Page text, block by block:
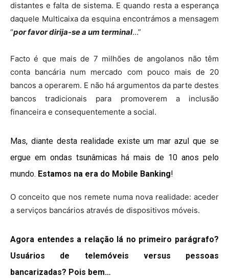
distantes e falta de sistema. E quando resta a esperança
daquele Multicaixa da esquina encontrámos a mensagem
“por favor dirija-se a um terminal…”
Facto é que mais de 7 milhões de angolanos não têm
conta bancária num mercado com pouco mais de 20
bancos a operarem. E não há argumentos da parte destes
bancos tradicionais para promoverem a inclusão
financeira e consequentemente a social.
Mas, diante desta realidade existe um mar azul que se
ergue em ondas tsunâmicas há mais de 10 anos pelo
mundo. Estamos na era do Mobile Banking!
O conceito que nos remete numa nova realidade: aceder
a serviços bancários através de dispositivos móveis.
Agora entendes a relação lá no primeiro parágrafo?
Usuários de telemóveis versus pessoas
bancarizadas? Pois bem…